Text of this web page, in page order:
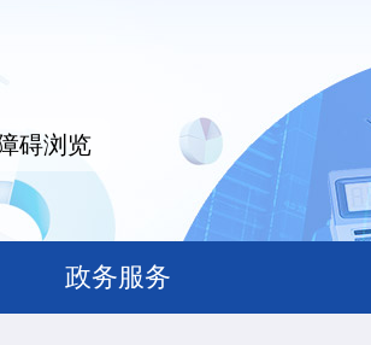
碍浏览
政务服务